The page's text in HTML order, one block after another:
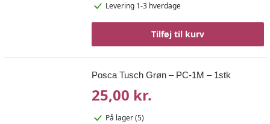
Levering 1-3 hverdage
Tilføj til kurv
Posca Tusch Grøn – PC-1M – 1stk
25,00 kr.
På lager (5)